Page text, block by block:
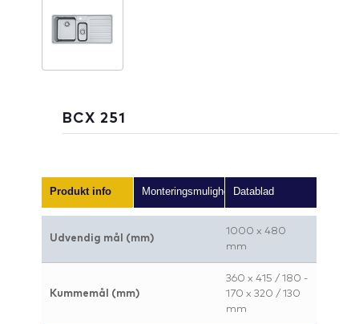
BCX 251
Produkt info MonteringsmulighederDatablad
Udvendig mål (mm)
1000 x 480
mm
Kummemål (mm)
360 x 415 / 180 -
170 x 320 / 130
mm